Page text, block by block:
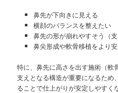
鼻先が下向きに見える
横顔のバランスを整えたい
鼻先の形が崩れやすそう（支
鼻尖形成や軟骨移植をより
特に、鼻先に高さを出す施術（軟
支えとなる構造が重要になるため
ることで仕上がりが安定しやすく